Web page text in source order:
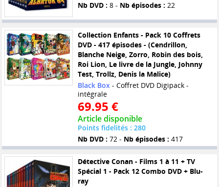
Nb DVD : 8 - Nb épisodes : 22
Collection Enfants - Pack 10 Coffrets
DVD - 417 épisodes - (Cendrillon,
Blanche Neige, Zorro, Robin des bois,
Roi Lion, Le livre de la Jungle, Johnny
Test, Trollz, Denis la Malice)
Black Box- Coffret DVD Digipack -
intégrale
69.95 €
Article disponible
Points fidelités : 280
Nb DVD : 72 - Nb épisodes : 417
Détective Conan - Films 1 à 11 + TV
Spécial 1 - Pack 12 Combo DVD + Blu-
ray